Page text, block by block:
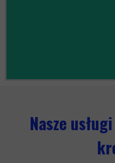
Nasze